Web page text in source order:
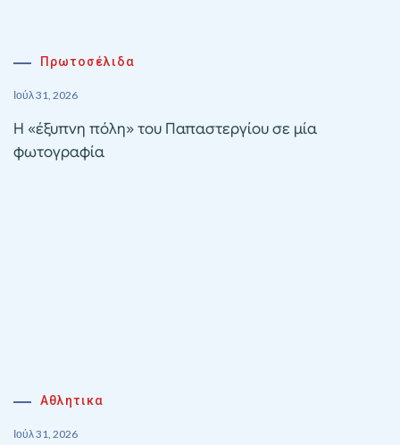
Πρωτοσέλιδα
Ιούλ 31, 2026
Η «έξυπνη πόλη» του Παπαστεργίου σε μία
φωτογραφία
Αθλητικα
Ιούλ 31, 2026